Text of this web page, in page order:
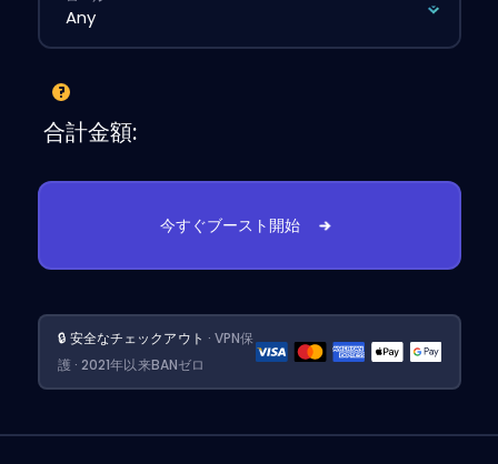
合計金額:
今すぐブースト開始
🔒 安全なチェックアウト · VPN保
護 · 2021年以来BANゼロ